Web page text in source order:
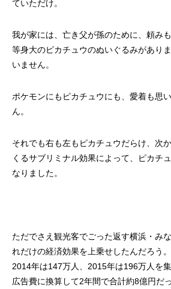
ていただけ。
我が家には、亡き父が孫のために、頼み
等身大のピカチュウのぬいぐるみがあり
いません。
ポケモンにもピカチュウにも、愛着も思
ん。
それでも右も左もピカチュウだらけ、次
くるサブリミナル効果によって、ピカチ
なりました。
ただでさえ観光客でごった返す横浜・み
れだけの経済効果を上乗せしたんだろう。
2014年は147万人、2015年は196万人を
広告費に換算して2年間で合計約8億円だ